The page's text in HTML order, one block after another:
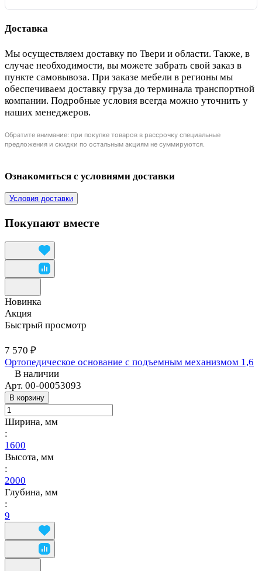
Доставка
Мы осуществляем доставку по Твери и области. Также, в
случае необходимости, вы можете забрать свой заказ в
пункте самовывоза. При заказе мебели в регионы мы
обеспечиваем доставку груза до терминала транспортной
компании. Подробные условия всегда можно уточнить у
наших менеджеров.
Обратите внимание: при покупке товаров в рассрочку специальные
предложения и скидки по остальным акциям не суммируются.
Ознакомиться с условиями доставки
Условия доставки
Покупают вместе
Новинка
Акция
Быстрый просмотр
7 570 ₽
Ортопедическое основание с подъемным механизмом 1,6
В наличии
Арт. 00-00053093
В корзину
Ширина, мм
:
1600
Высота, мм
:
2000
Глубина, мм
:
9